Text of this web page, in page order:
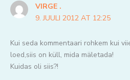
VIRGE .
9. JUULI 2012 AT 12:25
Kui seda kommentaari rohkem kui
loed,siis on küll, mida mäletada!
Kuidas oli siis?!